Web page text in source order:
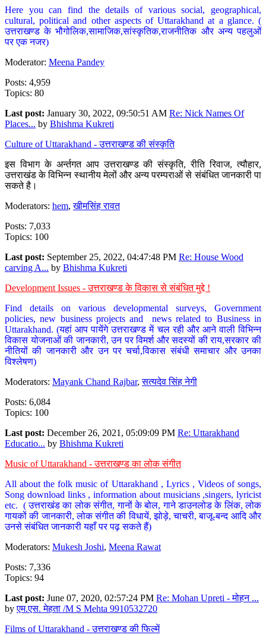
Here you can find the details of various social, geographical,
cultural, political and other aspects of Uttarakhand at a glance. (
उत्तराखण्ड के भौगोलिक,सामाजिक,सांस्कृतिक,राजनीतिक और अन्य पहलुओं
पर एक नजर)
Moderator: Meena Pandey
Posts: 4,959
Topics: 80
Last post: January 30, 2022, 09:50:51 AM Re: Nick Names Of
Places... by Bhishma Kukreti
Culture of Uttarakhand - उत्तराखण्ड की संस्कृति
इस विभाग के अर्न्तगत आप उत्तराखण्ड की संस्कृति, रीति रिवाज, त्यौहार,
उत्तराखंड के विभिन्न स्थानीय मेलों और अन्य परम्पराओं से संबंधित जानकारी पा
सकते है।
Moderators: hem,खीमसिंह रावत
Posts: 7,033
Topics: 100
Last post: September 25, 2022, 04:47:48 PM Re: House Wood
carving A... by Bhishma Kukreti
Development Issues - उत्तराखण्ड के विकास से संबंधित मुद्दे !
Find details on various developmental surveys, Government
policies, new business projects and news related to Business in
Uttarakhand. (यहां आप पायेंगे उत्तराखण्ड में चल रही और आने वाली विभिन्न
विकास योजनाओं की जानकारी, उन पर विमर्श और सदस्यों की राय,सरकार की
नीतियों की जानकारी और उन पर चर्चा,विकास संबंधी समाचार और उनका
विश्लेषण)
Moderators: Mayank Chand Rajbar,सत्यदेव सिंह नेगी
Posts: 6,084
Topics: 100
Last post: December 26, 2021, 05:09:09 PM Re: Uttarakhand
Educatio... by Bhishma Kukreti
Music of Uttarakhand - उत्तराखण्ड का लोक संगीत
All about the folk music of Uttarakhand , Lyrics , Videos of songs,
Song download links , information about musicians ,singers, lyricist
etc. ( उत्तराखंड का लोक संगीत, गानों के बोल, गाने डाउनलोड के लिंक, लोक
गायकों की जानकारी, लोक संगीत की विधायें, झोड़े, चाचरी, बाजू-बन्द आदि और
उनसे संबंधित जानकारी यहाँ पर पढ़ सकते हैं)
Moderators: Mukesh Joshi, Meena Rawat
Posts: 7,336
Topics: 94
Last post: June 07, 2020, 02:57:24 PM Re: Mohan Upreti - मोहन ...
byएम.एस. मेहता /M S Mehta 9910532720
Films of Uttarakhand - उत्तराखण्ड की फिल्में